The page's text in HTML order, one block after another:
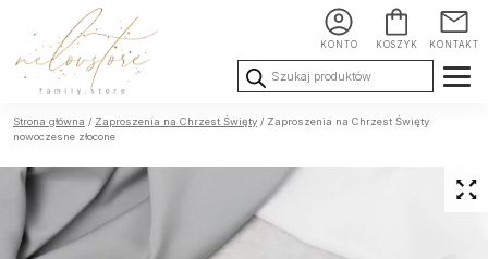
KONTO KOSZYK KONTAKT
Wyszukiwarka
produktów
Ślub i
Wesele
Chrzest i
Urodziny i
Strona główna / Zaproszenia na Chrzest Święty / Zaproszenia na Chrzest Święty
nowoczesne złocone